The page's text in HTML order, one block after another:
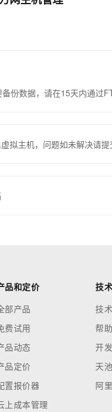
份数据，请在15天内通过
拟主机，问题如未解决请